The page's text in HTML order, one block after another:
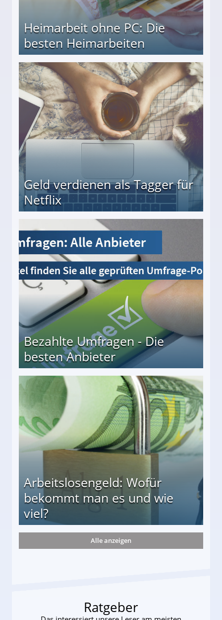
Heimarbeit ohne PC: Die
besten Heimarbeiten
Geld verdienen als Tagger für
Netflix
Bezahlte Umfragen - Die
besten Anbieter
Arbeitslosengeld: Wofür
bekommt man es und wie
viel?
und wie viel?
Alle anzeigen
Ratgeber